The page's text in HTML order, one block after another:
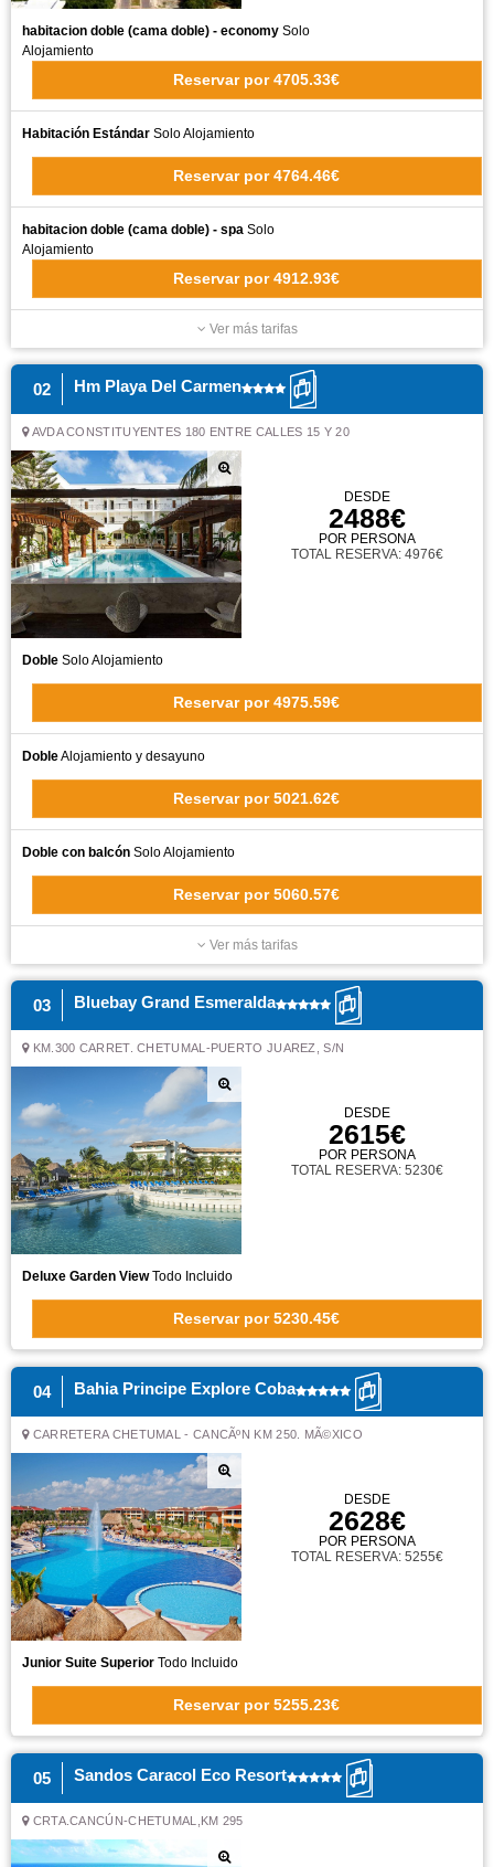
habitacion doble (cama doble) - economy Solo
Alojamiento
Reservar por 4705.33€
Habitación Estándar Solo Alojamiento
Reservar por 4764.46€
habitacion doble (cama doble) - spa Solo
Alojamiento
Reservar por 4912.93€
Ver más tarifas
02 Hm Playa Del Carmen
AVDA CONSTITUYENTES 180 ENTRE CALLES 15 Y 20
DESDE
2488€
POR PERSONA
TOTAL RESERVA: 4976€
Doble Solo Alojamiento
Reservar por 4975.59€
DobleAlojamiento y desayuno
Reservar por 5021.62€
Doble con balcón Solo Alojamiento
Reservar por 5060.57€
Ver más tarifas
03 Bluebay Grand Esmeralda
KM.300 CARRET. CHETUMAL-PUERTO JUAREZ, S/N
DESDE
2615€
POR PERSONA
TOTAL RESERVA: 5230€
Deluxe Garden ViewTodo Incluido
Reservar por 5230.45€
04 Bahia Principe Explore Coba
CARRETERA CHETUMAL - CANCÃºN KM 250. MÃ©XICO
DESDE
2628€
POR PERSONA
TOTAL RESERVA: 5255€
Junior Suite Superior Todo Incluido
Reservar por 5255.23€
05 Sandos Caracol Eco Resort
CRTA.CANCÚN-CHETUMAL,KM 295